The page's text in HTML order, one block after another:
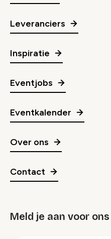
Leveranciers
Inspiratie
Eventjobs
Eventkalender
Over ons
Contact
Meld je aan voor